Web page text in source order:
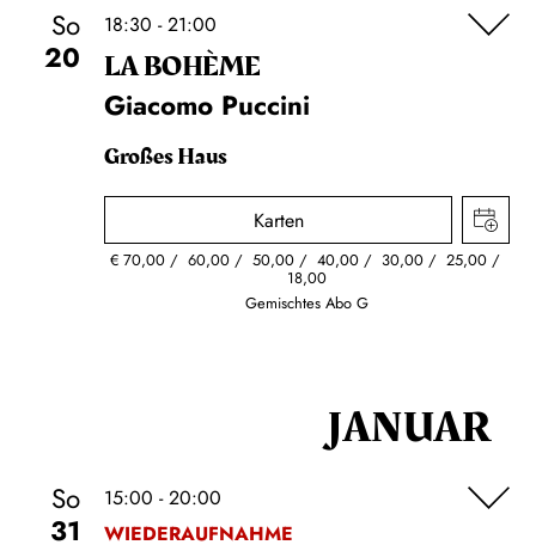
So
20
18:30 - 21:00
LA BOHÈME
Giacomo Puccini
Großes Haus
Karten
€ 70,00 60,00 50,00 40,00 30,00 25,00
18,00
Gemischtes Abo G
JANUAR
So
31
15:00 - 20:00
WIEDERAUFNAHME